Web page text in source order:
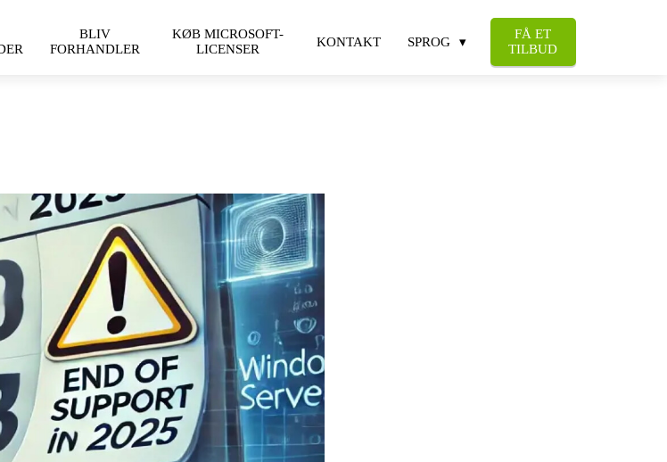
BLIV
FORHANDLER
KØB MICROSOFT-
LICENSER
KONTAKT SPROG
FÅ ET
TILBUD